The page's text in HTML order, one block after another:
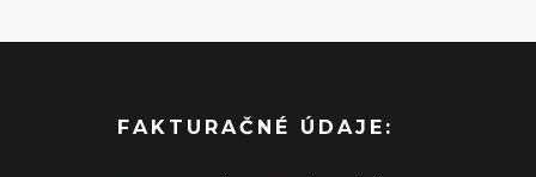
FAKTURAČNÉ ÚDAJE: